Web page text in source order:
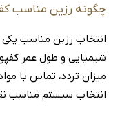
چگونه رزین مناسب
انتخاب رزین مناسب یکی
شیمیایی و طول عمر
میزان تردد، تماس با
انتخاب سیستم مناسب